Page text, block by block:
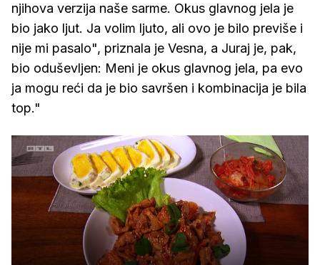
njihova verzija naše sarme. Okus glavnog jela je
bio jako ljut. Ja volim ljuto, ali ovo je bilo previše i
nije mi pasalo", priznala je Vesna, a Juraj je, pak,
bio oduševljen: Meni je okus glavnog jela, pa evo
ja mogu reći da je bio savršen i kombinacija je bila
top."